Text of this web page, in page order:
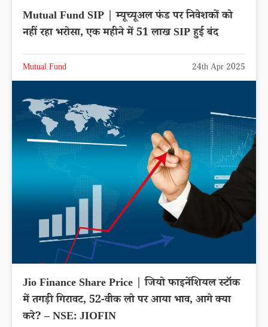
Mutual Fund SIP | म्यूच्यूअल फंड पर निवेशकों को
नहीं रहा भरोसा, एक महीने में 51 लाख SIP हुई बंद
Mutual Fund 24th Apr 2025
Jio Finance Share Price | जियो फाइनेंशियल स्टॉक
में तगड़ी गिरावट, 52-वीक लो पर आया भाव, आगे क्या
करे? – NSE: JIOFIN